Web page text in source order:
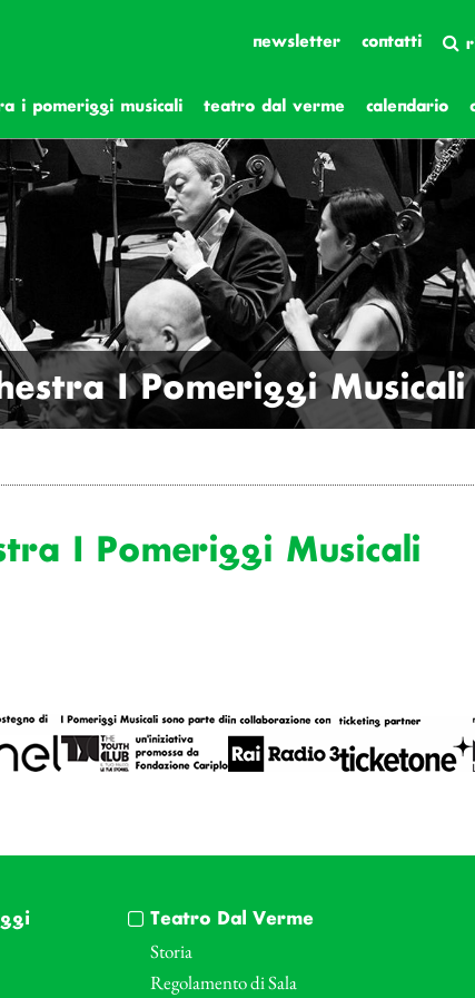
newsletter contatti
i pomeriggi musicali teatro dal verme calendario
I Pomeriggi Musicali
I Pomeriggi Musicali
Teatro Dal Verme
Storia
Regolamento di Sala